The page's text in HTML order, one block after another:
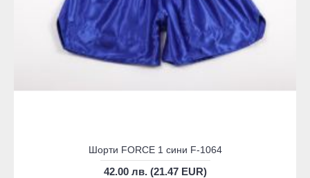
Шорти FORCE 1 сини F-1064
42.00 лв. (21.47 EUR)